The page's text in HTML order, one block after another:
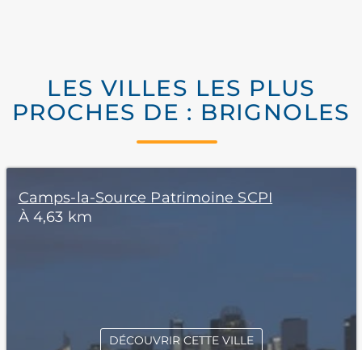
LES VILLES LES PLUS
PROCHES DE : BRIGNOLES
Camps-la-Source Patrimoine SCPI
À 4,63 km
DÉCOUVRIR CETTE VILLE